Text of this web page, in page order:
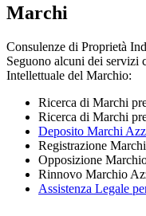
Marchi
Consulenze di Proprietà
Seguono alcuni dei servizi
Intellettuale del Marchio:
Ricerca di Marchi
Ricerca di Marchi
Deposito Marchi
Registrazione
Opposizione
Rinnovo Marchio
Assistenza Legale